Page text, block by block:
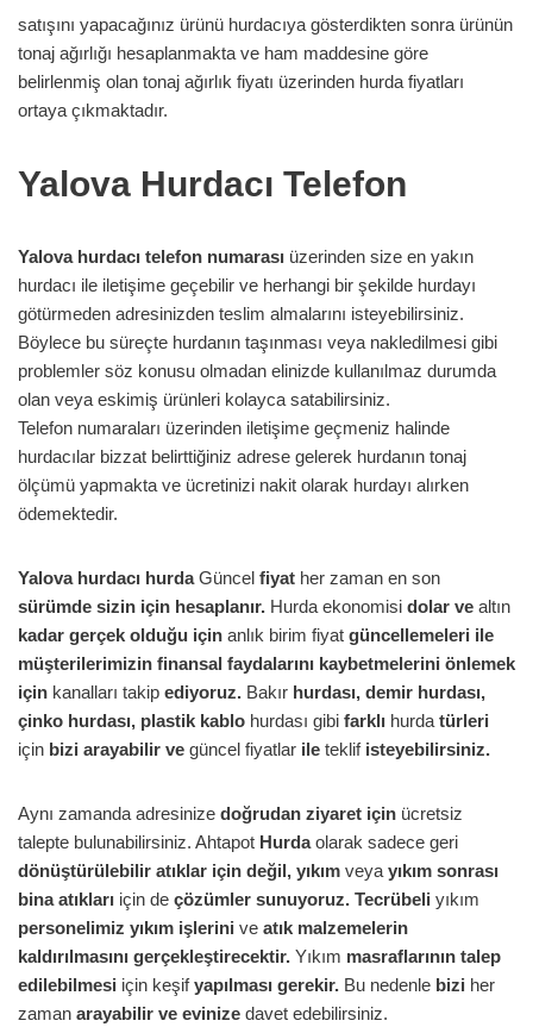
satışını yapacağınız ürünü hurdacıya gösterdikten sonra ürünün
tonaj ağırlığı hesaplanmakta ve ham maddesine göre
belirlenmiş olan tonaj ağırlık fiyatı üzerinden hurda fiyatları
ortaya çıkmaktadır.
Yalova Hurdacı Telefon
Yalova hurdacı telefon numarası üzerinden size en yakın
hurdacı ile iletişime geçebilir ve herhangi bir şekilde hurdayı
götürmeden adresinizden teslim almalarını isteyebilirsiniz.
Böylece bu süreçte hurdanın taşınması veya nakledilmesi gibi
problemler söz konusu olmadan elinizde kullanılmaz durumda
olan veya eskimiş ürünleri kolayca satabilirsiniz.
Telefon numaraları üzerinden iletişime geçmeniz halinde
hurdacılar bizzat belirttiğiniz adrese gelerek hurdanın tonaj
ölçümü yapmakta ve ücretinizi nakit olarak hurdayı alırken
ödemektedir.
Yalova hurdacı hurdaGüncel fiyat her zaman en son
sürümde sizin için hesaplanır. Hurda ekonomisi dolar ve altın
kadar gerçek olduğu için anlık birim fiyat güncellemeleri ile
müşterilerimizin finansal faydalarını kaybetmelerini önlemek
için kanalları takip ediyoruz. Bakır hurdası, demir hurdası,
çinko hurdası, plastik kablo hurdası gibi farklı hurda türleri
için bizi arayabilir ve güncel fiyatlar ile teklif isteyebilirsiniz.
Aynı zamanda adresinize doğrudan ziyaret için ücretsiz
talepte bulunabilirsiniz. Ahtapot Hurdaolarak sadece geri
dönüştürülebilir atıklar için değil, yıkım veya yıkım sonrası
bina atıkları için de çözümler sunuyoruz. Tecrübeli yıkım
personelimiz yıkım işlerini ve atık malzemelerin
kaldırılmasını gerçekleştirecektir. Yıkım masraflarının talep
edilebilmesi için keşifyapılması gerekir. Bu nedenle bizi her
zaman arayabilir ve evinize davet edebilirsiniz.